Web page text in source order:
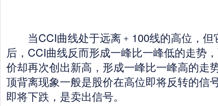
当CCI曲线处于远离﹢100线的高位，但
后，CCI曲线反而形成一峰比一峰低的走势
价却再次创出新高，形成一峰比一峰高的走
顶背离现象一般是股价在高位即将反转的信
即将下跌，是卖出信号。